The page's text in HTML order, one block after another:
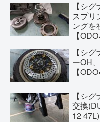
【シ
スプリ
ングを
【
【シ
ーOH
【
【シ
交換
12